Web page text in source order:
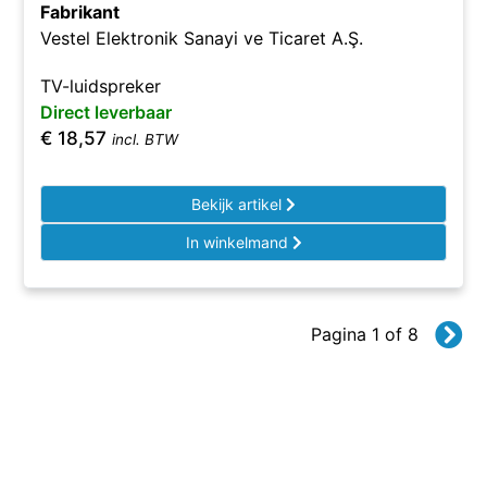
Fabrikant
Vestel Elektronik Sanayi ve Ticaret A.Ş.
TV-luidspreker
Direct leverbaar
€ 18,57 incl. BTW
Bekijk artikel
In winkelmand
Pagina 1 of 8